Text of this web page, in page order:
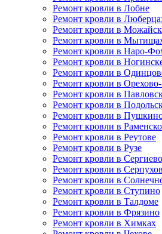
Ремонт кровли в Лобне
Ремонт кровли в
Ремонт кровли в
Ремонт кровли в
Ремонт кровли в Наро-
Ремонт кровли в
Ремонт кровли в
Ремонт кровли в
Ремонт кровли в
Ремонт кровли в
Ремонт кровли в
Ремонт кровли в
Ремонт кровли в Реутове
Ремонт кровли в Рузе
Ремонт кровли в
Ремонт кровли в
Ремонт кровли в
Ремонт кровли в Ступино
Ремонт кровли в Талдоме
Ремонт кровли в Фрязино
Ремонт кровли в Химках